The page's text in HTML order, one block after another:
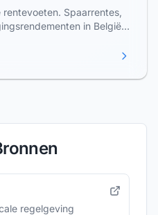
Spaarrentes,
in België.
regelgeving